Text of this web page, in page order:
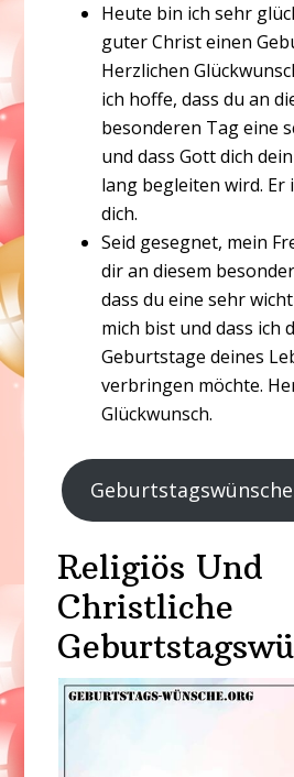
Heute bin ich sehr
guter Christ einen
Herzlichen
ich hoffe, dass du an
besonderen Tag eine
und dass Gott dich
lang begleiten wird.
dich.
Seid gesegnet, mein
dir an diesem
dass du eine sehr
mich bist und dass ich
Geburtstage deines
verbringen möchte.
Glückwunsch.
Religiös Und
Christliche